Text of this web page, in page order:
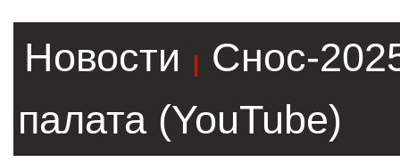
Новости |
Снос-
палата (YouTube)